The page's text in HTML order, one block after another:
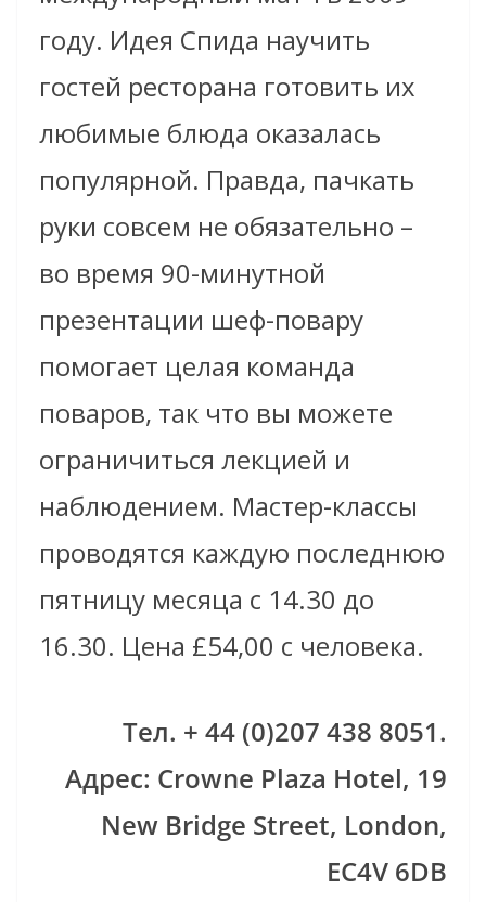
году. Идея Спида научить
гостей ресторана готовить их
любимые блюда оказалась
популярной. Правда, пачкать
руки совсем не обязательно –
во время 90-минутной
презентации шеф-повару
помогает целая команда
поваров, так что вы можете
ограничиться лекцией и
наблюдением. Мастер-классы
проводятся каждую последнюю
пятницу месяца с 14.30 до
16.30. Цена £54,00 с человека.
Тел. + 44 (0)207 438 8051.
Адрес: Crowne Plaza Hotel, 19
New Bridge Street, London,
EC4V 6DB